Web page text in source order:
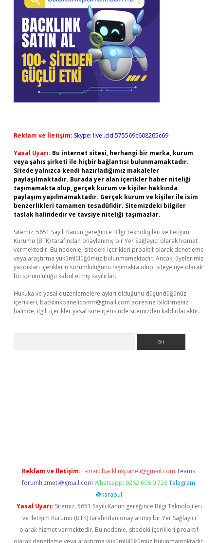
Reklam ve İletişim: Skype: live:.cid.575569c608265c69
Yasal Uyarı: Bu internet sitesi, herhangi bir marka, kurum
veya şahıs şirketi ile hiçbir bağlantısı bulunmamaktadır.
Sitede yalnızca kendi hazırladığımız makaleler
paylaşılmaktadır. Burada yer alan içerikler haber niteliği
taşımamakta olup, gerçek kurum ve kişiler hakkında
paylaşım yapılmamaktadır. Gerçek kurum ve kişiler ile isim
benzerlikleri tamamen tesadüfidir. Sitemizdeki bilgiler
taslak halindedir ve tavsiye niteliği taşımazlar.
Sitemiz, 5651 Sayılı Kanun gereğince Bilgi Teknolojileri ve İletişim
Kurumu (BTK) tarafından onaylanmış bir Yer Sağlayıcı olarak hizmet
vermektedir. Bu nedenle, sitedeki içerikleri proaktif olarak denetleme
veya araştırma yükümlülüğümüz bulunmamaktadır. Ancak, üyelerimiz
yazdıkları içeriklerin sorumluluğunu taşımakta olup, siteye üye olarak
bu sorumluluğu kabul etmiş sayılırlar.
Hukuka ve yasal düzenlemelere aykırı olduğunu düşündüğünüz
içerikleri, backlinkpanelicomtr@gmail.com adresine bildirmeniz
halinde, ilgili içerikler yasal süre içerisinde sitemizden kaldırılacaktır.
Reklam ve İletişim: E-mail: backlinkpaneli@gmail.com Teams:
forumhizmeti@gmail.com Whatsapp: 0262 606 0 726 Telegram:
@karabul
Yasal Uyarı: Sitemiz, 5651 Sayılı Kanun gereğince Bilgi Teknolojileri
ve İletişim Kurumu (BTK) tarafından onaylanmış bir Yer Sağlayıcı
olarak hizmet vermektedir. Bu nedenle, sitedeki içerikleri proaktif
olarak denetleme veya araştırma yükümlülüğümüz bulunmamaktadır.